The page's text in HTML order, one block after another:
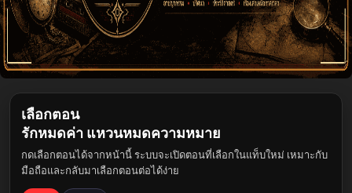
เลือกตอน
รักหมดค่า แหวนหมดความหมาย
กดเลือกตอนได้จากหน้านี้ ระบบจะเปิดตอนที่เลือกในแท็บใหม่ เหมาะกับ
มือถือและกลับมาเลือกตอนต่อได้ง่าย